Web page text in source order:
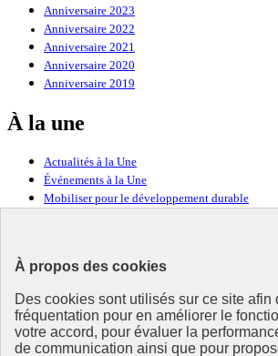
À propos des cookies
Des cookies sont utilisés sur ce site afin
fréquentation pour en améliorer le
votre accord, pour évaluer la
de communication ainsi que pour
Anniversaire 2023
Anniversaire 2022
Anniversaire 2021
Anniversaire 2020
Anniversaire 2019
À la une
Actualités à la Une
Événements à la Une
Mobiliser pour le développement durable
Ressources
Ressources
La Méth’ODD